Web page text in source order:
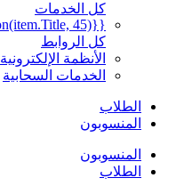
كل الخدمات
{{mmc.getTrimmedTranslation(item.Title, 45)}}
كل الروابط
الأنظمة الإلكترونية
الخدمات السحابية
الطلاب
المنسوبون
المنسوبون
الطلاب